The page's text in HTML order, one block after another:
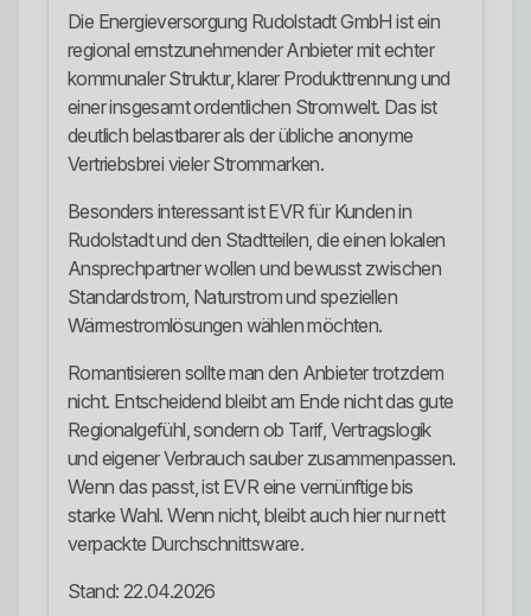
Die Energieversorgung Rudolstadt GmbH ist ein
regional ernstzunehmender Anbieter mit echter
kommunaler Struktur, klarer Produkttrennung und
einer insgesamt ordentlichen Stromwelt. Das ist
deutlich belastbarer als der übliche anonyme
Vertriebsbrei vieler Strommarken.
Besonders interessant ist EVR für Kunden in
Rudolstadt und den Stadtteilen, die einen lokalen
Ansprechpartner wollen und bewusst zwischen
Standardstrom, Naturstrom und speziellen
Wärmestromlösungen wählen möchten.
Romantisieren sollte man den Anbieter trotzdem
nicht. Entscheidend bleibt am Ende nicht das gute
Regionalgefühl, sondern ob Tarif, Vertragslogik
und eigener Verbrauch sauber zusammenpassen.
Wenn das passt, ist EVR eine vernünftige bis
starke Wahl. Wenn nicht, bleibt auch hier nur nett
verpackte Durchschnittsware.
Stand: 22.04.2026